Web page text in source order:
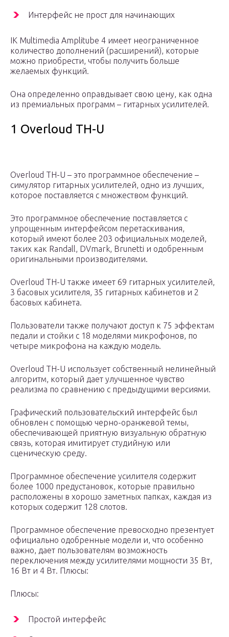
Интерфейс не прост для начинающих
IK Multimedia Amplitube 4 имеет неограниченное
количество дополнений (расширений), которые
можно приобрести, чтобы получить больше
желаемых функций.
Она определенно оправдывает свою цену, как одна
из премиальных программ – гитарных усилителей.
1 Overloud TH-U
Overloud TH-U – это программное обеспечение –
симулятор гитарных усилителей, одно из лучших,
которое поставляется с множеством функций.
Это программное обеспечение поставляется с
упрощенным интерфейсом перетаскивания,
который имеют более 203 официальных моделей,
таких как Randall, DVmark, Brunetti и одобренным
оригинальными производителями.
Overloud TH-U также имеет 69 гитарных усилителей,
3 басовых усилителя, 35 гитарных кабинетов и 2
басовых кабинета.
Пользователи также получают доступ к 75 эффектам
педали и стойки с 18 моделями микрофонов, по
четыре микрофона на каждую модель.
Overloud TH-U использует собственный нелинейный
алгоритм, который дает улучшенное чувство
реализма по сравнению с предыдущими версиями.
Графический пользовательский интерфейс был
обновлен с помощью черно-оранжевой темы,
обеспечивающей приятную визуальную обратную
связь, которая имитирует студийную или
сценическую среду.
Программное обеспечение усилителя содержит
более 1000 предустановок, которые правильно
расположены в хорошо заметных папках, каждая из
которых содержит 128 слотов.
Программное обеспечение превосходно презентует
официально одобренные модели и, что особенно
важно, дает пользователям возможность
переключения между усилителями мощности 35 Вт,
16 Вт и 4 Вт. Плюсы:
Плюсы:
Простой интерфейс